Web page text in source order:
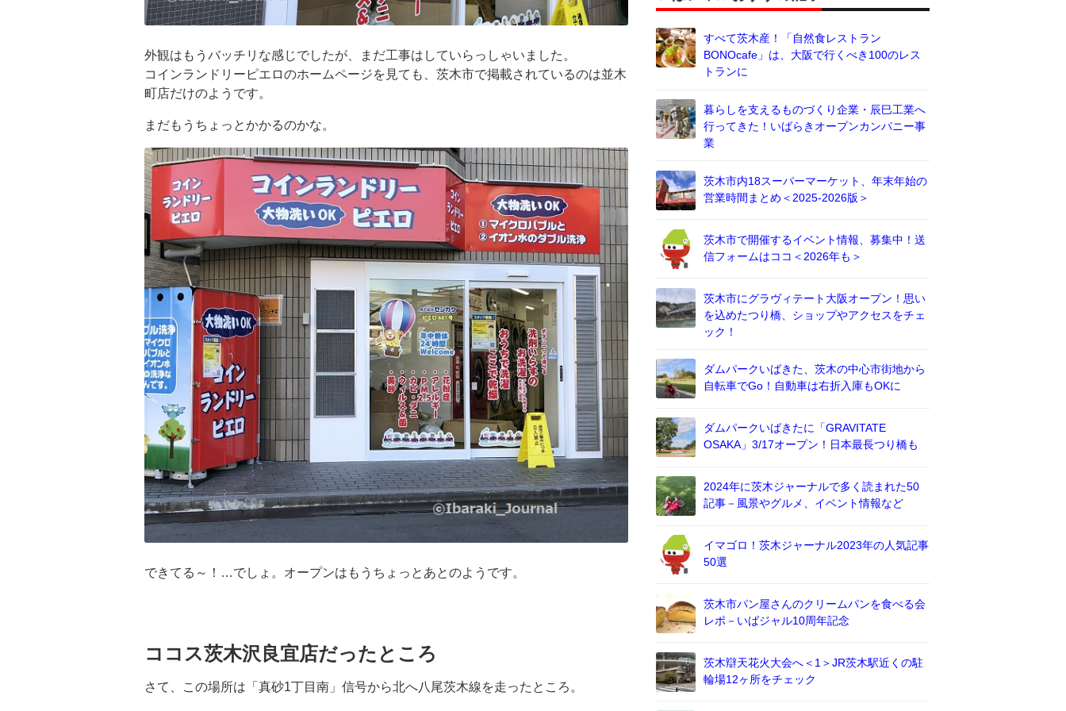
外観はもうバッチリな感じでしたが、まだ工事はしていらっしゃいました。
コインランドリーピエロのホームページを見ても、茨木市で掲載されているのは並木
町店だけのようです。
まだもうちょっとかかるのかな。
できてる～！…でしょ。オープンはもうちょっとあとのようです。
ココス茨木沢良宜店だったところ
さて、この場所は「真砂1丁目南」信号から北へ八尾茨木線を走ったところ。
すべて茨木産！「自然食レストラン
BONOcafe」は、大阪で行くべき100のレス
トランに
暮らしを支えるものづくり企業・辰巳工業へ
行ってきた！いばらきオープンカンパニー事
業
茨木市内18スーパーマーケット、年末年始の
営業時間まとめ＜2025-2026版＞
茨木市で開催するイベント情報、募集中！送
信フォームはココ＜2026年も＞
茨木市にグラヴィテート大阪オープン！思い
を込めたつり橋、ショップやアクセスをチェ
ック！
ダムパークいばきた、茨木の中心市街地から
自転車でGo！自動車は右折入庫もOKに
ダムパークいばきたに「GRAVITATE
OSAKA」3/17オープン！日本最長つり橋も
2024年に茨木ジャーナルで多く読まれた50
記事－風景やグルメ、イベント情報など
イマゴロ！茨木ジャーナル2023年の人気記事
50選
茨木市パン屋さんのクリームパンを食べる会
レポ－いばジャル10周年記念
茨木辯天花火大会へ＜1＞JR茨木駅近くの駐
輪場12ヶ所をチェック